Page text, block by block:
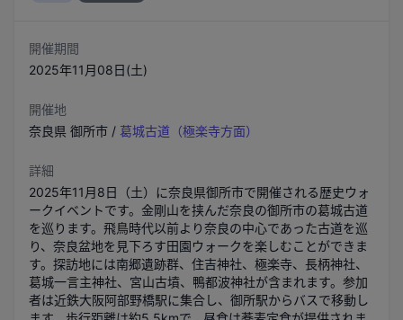
開催期間
2025年11月08日(土)
開催地
奈良県 御所市 / 葛城古道（極楽寺方面）
詳細
2025年11月8日（土）に奈良県御所市で開催される歴史ウォ
ークイベントです。金剛山を挟んだ奈良の御所市の葛城古道
を巡ります。飛鳥時代以前より奈良の中心であった古道を巡
り、奈良盆地を見下ろす田園ウォークを楽しむことができま
す。探訪地には南郷遺跡群、住吉神社、極楽寺、長柄神社、
葛城一言主神社、宮山古墳、鴨都波神社が含まれます。参加
者は近鉄大阪阿部野橋駅に集合し、御所駅からバスで移動し